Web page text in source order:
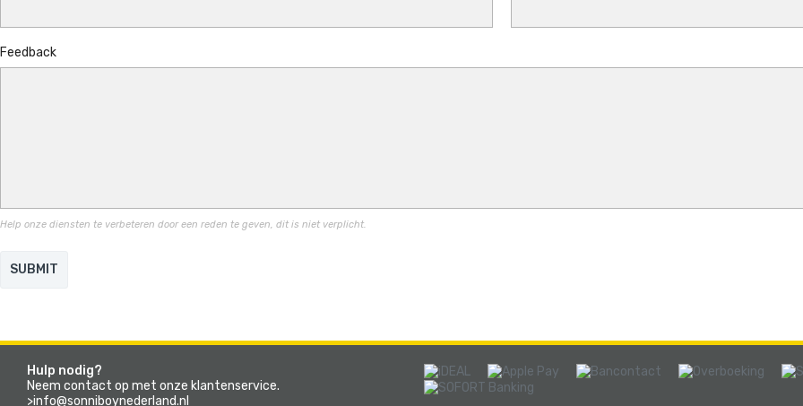
Feedback
Help onze diensten te verbeteren door een reden te geven, dit is niet verplicht.
SUBMIT
Hulp nodig?
Neem contact op met onze klantenservice.
>info@sonniboynederland.nl